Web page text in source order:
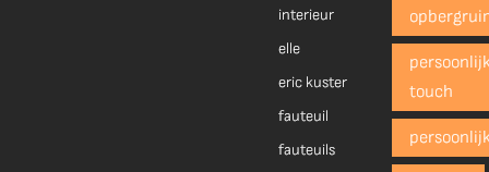
interieur
elle
eric kuster
fauteuil
fauteuils
touch